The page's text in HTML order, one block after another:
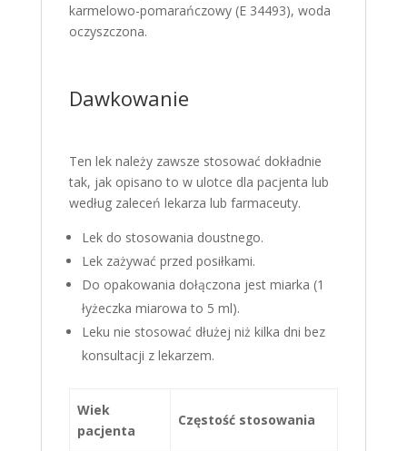
karmelowo-pomarańczowy (E 34493), woda
oczyszczona.
Dawkowanie
Ten lek należy zawsze stosować dokładnie
tak, jak opisano to w ulotce dla pacjenta lub
według zaleceń lekarza lub farmaceuty.
Lek do stosowania doustnego.
Lek zażywać przed posiłkami.
Do opakowania dołączona jest miarka (1
łyżeczka miarowa to 5 ml).
Leku nie stosować dłużej niż kilka dni bez
konsultacji z lekarzem.
Wiek
pacjenta
Częstość stosowania